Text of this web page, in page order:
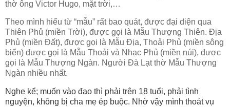
thờ ông Victor Hugo, mặt trời,…
Theo mình hiểu từ “mẫu” rất bao quát, được đại diện qua
Thiên Phủ (miền Trời), được gọi là Mẫu Thượng Thiên. Địa
Phủ (miền Đất), được gọi là Mẫu Địa, Thoải Phủ (miền sông
biển) được gọi là Mẫu Thoải và Nhạc Phủ (miền núi), được
gọi là Mẫu Thượng Ngàn. Người Đà Lạt thờ Mẫu Thượng
Ngàn nhiều nhất.
Nghe kể; muốn vào đạo thì phải trên 18 tuổi, phải tình
nguyện, không bị cha mẹ ép buộc. Nhờ vậy mình thoát vụ